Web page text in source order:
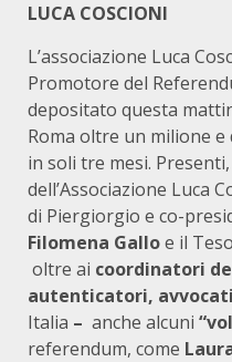
LUCA COSCIONI
L’associazione Luca
Promotore del
depositato questa
Roma oltre un milione
in soli tre mesi.
dell’Associazione Luca
di Piergiorgio e co-
Filomena Galloe il
oltre ai coordinatori
autenticatori,
Italia – anche alcuni
referendum, come